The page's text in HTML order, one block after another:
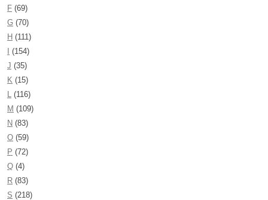
F (69)
G (70)
H (111)
(154)
J (35)
K (15)
L (116)
M (109)
N (83)
O (59)
P (72)
Q (4)
R (83)
S (218)